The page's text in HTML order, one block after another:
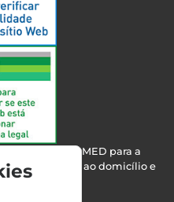
pelo INFARMED para a
de saúde ao domicílio e